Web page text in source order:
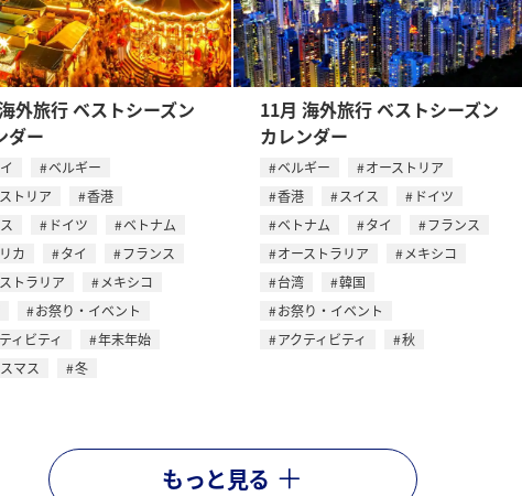
外旅行 ベストシーズン
ダー
ベルギー
トリア
香港
ドイツ
ベトナム
カ
タイ
フランス
トラリア
メキシコ
お祭り・イベント
ィビティ
年末年始
マス
冬
11月 海外旅行 ベストシーズン
カレンダー
ベルギー
オーストリア
香港
スイス
ドイツ
ベトナム
タイ
フランス
オーストラリア
メキシコ
台湾
韓国
お祭り・イベント
アクティビティ
秋
もっと見る